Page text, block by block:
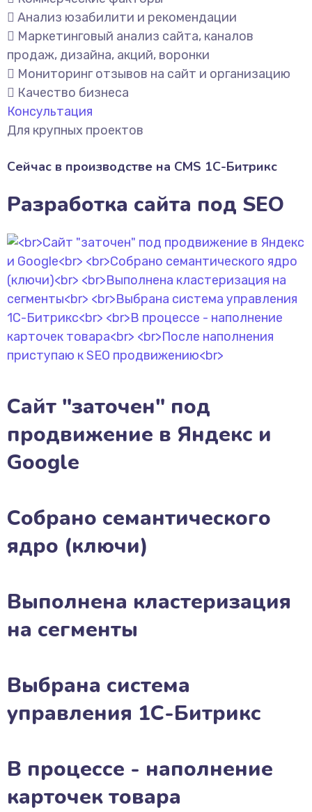
Анализ юзабилити и рекомендации
Маркетинговый анализ сайта, каналов
продаж, дизайна, акций, воронки
Мониторинг отзывов на сайт и организацию
Качество бизнеса
Консультация
Для крупных проектов
Сейчас в производстве на CMS 1С-Битрикс
Разработка сайта под SEO
Сайт "заточен" под
продвижение в Яндекс и
Google
Собрано семантического
ядро (ключи)
Выполнена кластеризация
на сегменты
Выбрана система
управления 1С-Битрикс
В процессе - наполнение
карточек товара